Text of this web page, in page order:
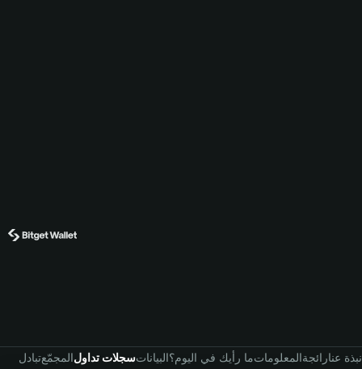
تبادلالمجمّعسجلات تداولالبياناتما رأيك في اليوم؟المعلوماترائجةنبذة عنا